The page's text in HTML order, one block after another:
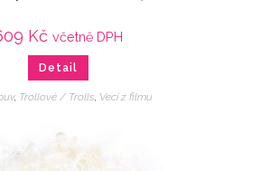
Kč včetně DPH
Detail
, Trollové / Trolls, Veci z filmu